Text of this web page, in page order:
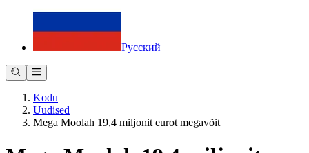
Русский
Kodu
Uudised
Mega Moolah 19,4 miljonit eurot megavõit